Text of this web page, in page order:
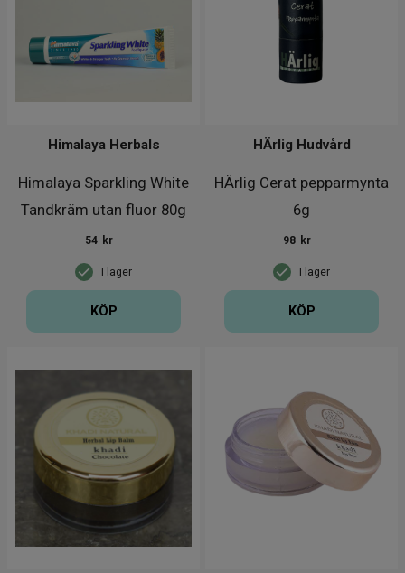
Himalaya Sparkling White
Tandkräm utan fluor 80g
Himalaya Herbals
I lager
54 kr
KÖP
HÄrlig Cerat pepparmynta
6g
HÄrlig Hudvård
I lager
98 kr
KÖP